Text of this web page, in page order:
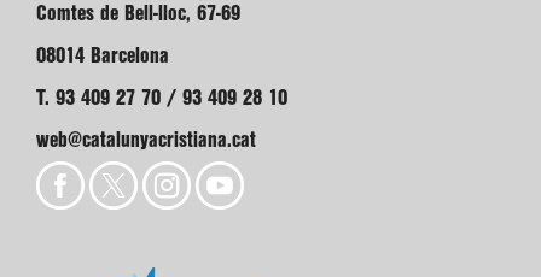
Comtes de Bell-lloc, 67-69
08014 Barcelona
T. 93 409 27 70 / 93 409 28 10
web@catalunyacristiana.cat